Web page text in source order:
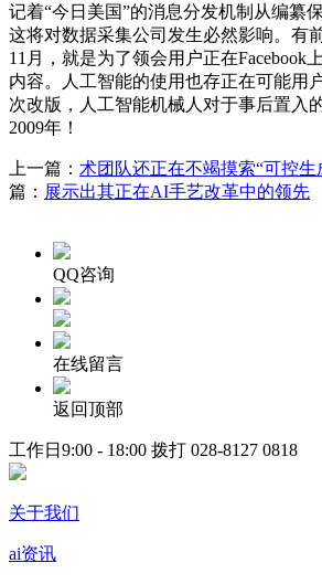
记着“今日美国”的消息分发机制从编纂
这将对数据采集公司发生必然影响。有
11月，就是为了领会用户正在Facebook
内容。人工智能的使用也存正在可能用
次改版，人工智能机械人对于事后置入
2009年！
上一篇： 术团队还正在不竭摸索“可控生
篇： 展示出其正在AI手艺改革中的领先
QQ咨询
在线留言
返回顶部
工作日9:00 - 18:00 拨打 028-8127 0818
关于我们
ai资讯